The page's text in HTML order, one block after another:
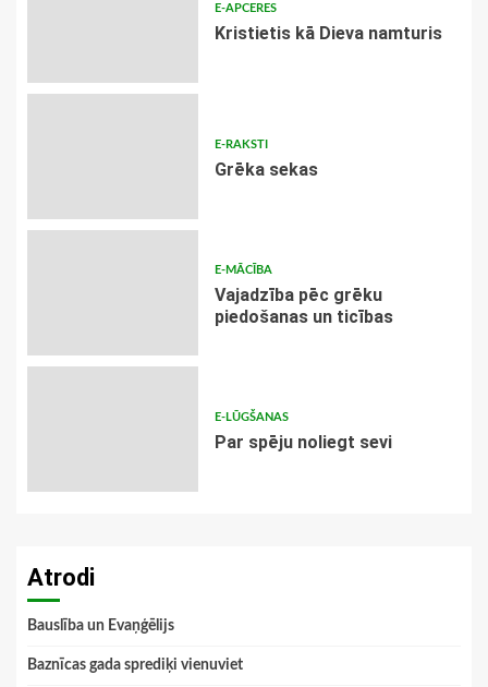
E-APCERES
Kristietis kā Dieva namturis
E-RAKSTI
Grēka sekas
E-MĀCĪBA
Vajadzība pēc grēku
piedošanas un ticības
E-LŪGŠANAS
Par spēju noliegt sevi
Atrodi
Bauslība un Evaņģēlijs
Baznīcas gada sprediķi vienuviet